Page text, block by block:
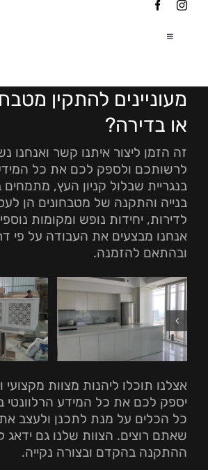
Skip
content
Toggle
מעוניינים להתקין
או בדירה?
זה הזמן ליצור איתנו קשר ואנחנו
לרשותכם ולספק לכם את כל
בנגריית שבלול קניון העץ, מתמחים
בנייה והתקנה של מטבחונים הן
לדירות, יחידות נופש ומקומות
אנחנו מבצעים את העבודה על פי
ובהתאם להזמנה.
אצלנו תוכלו ליהנות מצוות מקצועי
יספק לכם את כל המידע הרלוונטי
כל הכלים על מנת לתכנן ולעצב
שאתם רוצים. הצוות שלנו גם ידאג
ההתקנה בהקדם ובצורה נקייה.